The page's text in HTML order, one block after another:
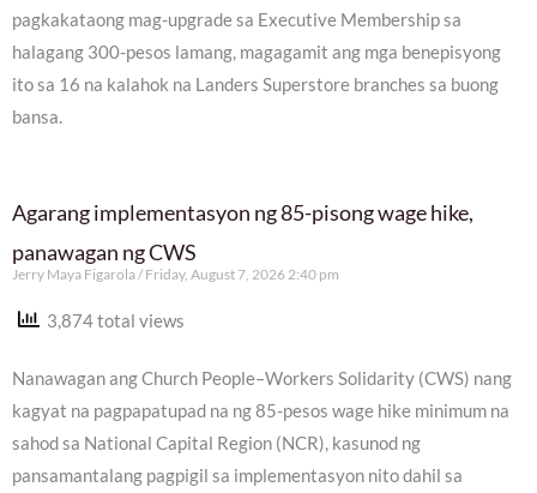
pagkakataong mag-upgrade sa Executive Membership sa
halagang 300-pesos lamang, magagamit ang mga benepisyong
ito sa 16 na kalahok na Landers Superstore branches sa buong
bansa.
Agarang implementasyon ng 85-pisong wage hike,
panawagan ng CWS
Jerry Maya Figarola Friday, August 7, 2026 2:40 pm
3,874 total views
Nanawagan ang Church People–Workers Solidarity (CWS) nang
kagyat na pagpapatupad na ng 85-pesos wage hike minimum na
sahod sa National Capital Region (NCR), kasunod ng
pansamantalang pagpigil sa implementasyon nito dahil sa